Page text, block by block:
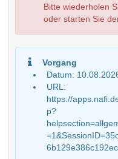
Bitte wiederholen
oder starten Sie
Vorgang
Datum:
URL:
https://
p?